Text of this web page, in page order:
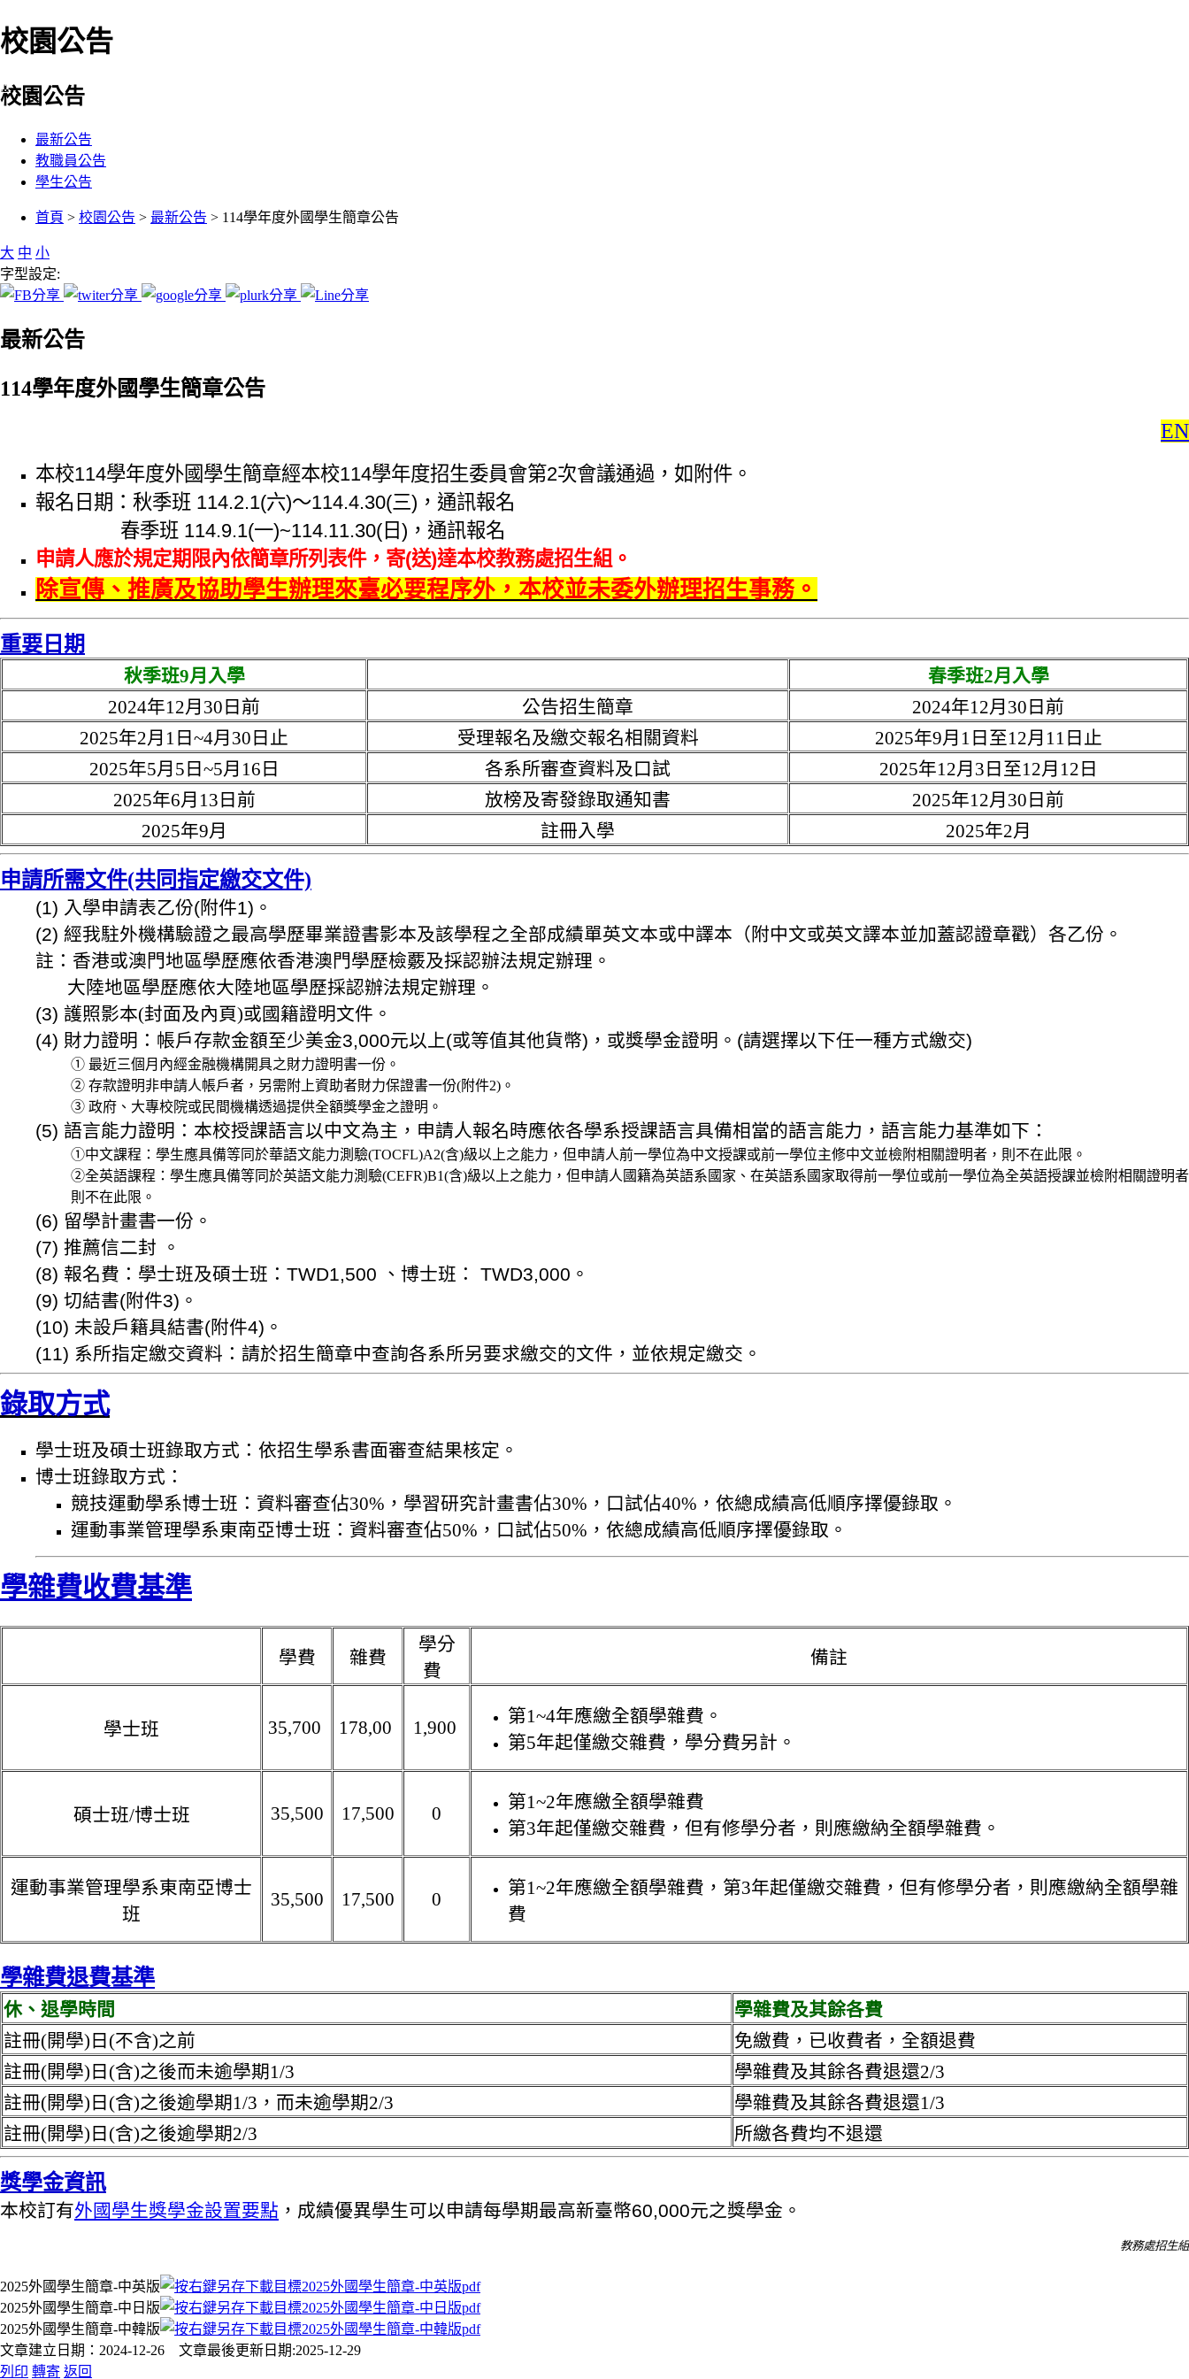
校園公告
:::
校園公告
最新公告
教職員公告
學生公告
首頁 > 校園公告 > 最新公告 > 114學年度外國學生簡章公告
大 中 小
字型設定:
最新公告
114學年度外國學生簡章公告
EN
本校114學年度外國學生簡章經本校114學年度招生委員會第2次會議通過，如附件。
報名日期：秋季班 114.2.1(六)～114.4.30(三)，通訊報名
春季班 114.9.1(一)~114.11.30(日)，通訊報名
申請人應於規定期限內依簡章所列表件，寄(送)達本校教務處招生組。
除宣傳、推廣及協助學生辦理來臺必要程序外，本校並未委外辦理招生事務。
重要日期
秋季班9月入學
春季班2月入學
2024年12月30日前
公告招生簡章
2024年12月30日前
2025年2月1日~4月30日止
受理報名及繳交報名相關資料
2025年9月1日至12月11日止
2025年5月5日~5月16日
各系所審查資料及口試
2025年12月3日至12月12日
2025年6月13日前
放榜及寄發錄取通知書
2025年12月30日前
2025年9月
註冊入學 2025年2月
申請所需文件(共同指定繳交文件)
(1) 入學申請表乙份(附件1)。
(2) 經我駐外機構驗證之最高學歷畢業證書影本及該學程之全部成績單英文本或中譯本（附中文或英文譯本並加蓋認證章戳）各乙份。
註：香港或澳門地區學歷應依香港澳門學歷檢覈及採認辦法規定辦理。
大陸地區學歷應依大陸地區學歷採認辦法規定辦理。
(3) 護照影本(封面及內頁)或國籍證明文件。
(4) 財力證明：帳戶存款金額至少美金3,000元以上(或等值其他貨幣)，或獎學金證明。(請選擇以下任一種方式繳交)
① 最近三個月內經金融機構開具之財力證明書一份。
② 存款證明非申請人帳戶者，另需附上資助者財力保證書一份(附件2)。
③ 政府、大專校院或民間機構透過提供全額獎學金之證明。
(5) 語言能力證明：本校授課語言以中文為主，申請人報名時應依各學系授課語言具備相當的語言能力，語言能力基準如下：
①中文課程：學生應具備等同於華語文能力測驗(TOCFL)A2(含)級以上之能力，但申請人前一學位為中文授課或前一學位主修中文並檢附相關證明者，則不在此限。
②全英語課程：學生應具備等同於英語文能力測驗(CEFR)B1(含)級以上之能力，但申請人國籍為英語系國家、在英語系國家取得前一學位或前一學位為全英語授課並檢附相關證明者
則不在此限。
(6) 留學計畫書一份。
(7) 推薦信二封 。
(8) 報名費：學士班及碩士班：TWD1,500 、博士班： TWD3,000。
(9) 切結書(附件3)。
(10) 未設戶籍具結書(附件4)。
(11) 系所指定繳交資料：請於招生簡章中查詢各系所另要求繳交的文件，並依規定繳交。
錄取方式
學士班及碩士班錄取方式：依招生學系書面審查結果核定。
博士班錄取方式：
競技運動學系博士班：資料審查佔30%，學習研究計畫書佔30%，口試佔40%，依總成績高低順序擇優錄取。
運動事業管理學系東南亞博士班：資料審查佔50%，口試佔50%，依總成績高低順序擇優錄取。
學雜費收費基準
學費 雜費
學分
費
備註
學士班 35,700 178,00 1,900
第1~4年應繳全額學雜費。
第5年起僅繳交雜費，學分費另計。
碩士班/博士班 35,500 17,500 0
第1~2年應繳全額學雜費
第3年起僅繳交雜費，但有修學分者，則應繳納全額學雜費。
運動事業管理學系東南亞博士
班
35,500 17,500 0
第1~2年應繳全額學雜費，第3年起僅繳交雜費，但有修學分者，則應繳納全額學雜
費
學雜費退費基準
休、退學時間
學雜費及其餘各費
註冊(開學)日(不含)之前
免繳費，已收費者，全額退費
註冊(開學)日(含)之後而未逾學期1/3
學雜費及其餘各費退還2/3
註冊(開學)日(含)之後逾學期1/3，而未逾學期2/3
學雜費及其餘各費退還1/3
註冊(開學)日(含)之後逾學期2/3
所繳各費均不退還
獎學金資訊
本校訂有外國學生獎學金設置要點 ，成績優異學生可以申請每學期最高新臺幣60,000元之獎學金。
教務處招生組
2025外國學生簡章-中英版
2025外國學生簡章-中日版
2025外國學生簡章-中韓版
文章建立日期：2024-12-26 文章最後更新日期:2025-12-29
列印 轉寄 返回